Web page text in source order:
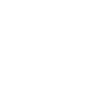
y al confort sin